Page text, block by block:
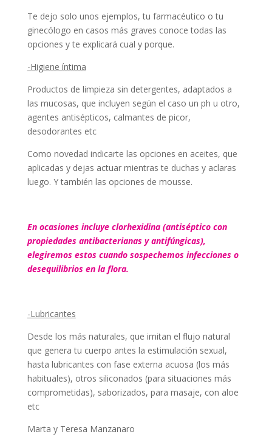
Te dejo solo unos ejemplos, tu farmacéutico o tu
ginecólogo en casos más graves conoce todas las
opciones y te explicará cual y porque.
-Higiene íntima
Productos de limpieza sin detergentes, adaptados a
las mucosas, que incluyen según el caso un ph u otro,
agentes antisépticos, calmantes de picor,
desodorantes etc
Como novedad indicarte las opciones en aceites, que
aplicadas y dejas actuar mientras te duchas y aclaras
luego. Y también las opciones de mousse.
En ocasiones incluye clorhexidina (antiséptico con
propiedades antibacterianas y antifúngicas),
elegiremos estos cuando sospechemos infecciones o
desequilibrios en la flora.
-Lubricantes
Desde los más naturales, que imitan el flujo natural
que genera tu cuerpo antes la estimulación sexual,
hasta lubricantes con fase externa acuosa (los más
habituales), otros siliconados (para situaciones más
comprometidas), saborizados, para masaje, con aloe
etc
Marta y Teresa Manzanaro